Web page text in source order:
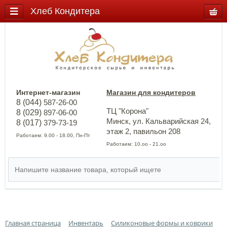
Интернет-магазин
8 (044) 587-26-00
8 (029) 897-06-00
8 (017) 379-73-19
Работаем: 9.00 - 18.00, Пн-Пт
Магазин для кондитеров
ТЦ "Корона"
Минск, ул. Кальварийская 24,
этаж 2, павильон 208
Работаем: 10.оо - 21.оо
Главная страница Инвентарь
Силиконовые формы и коврики
Хлеб Кондитера